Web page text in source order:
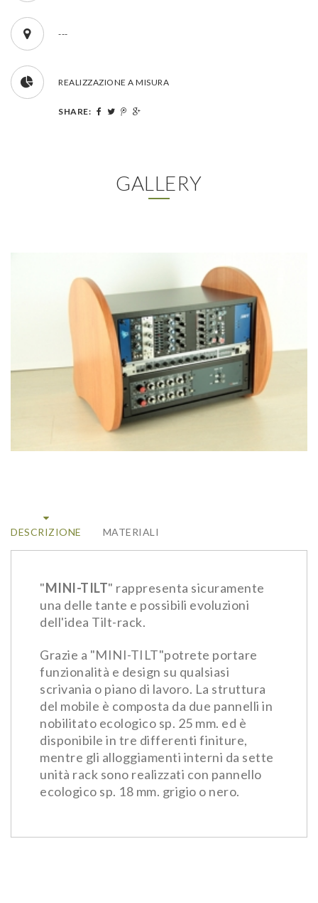
---
REALIZZAZIONE A MISURA
SHARE:
GALLERY
DESCRIZIONE MATERIALI
"MINI-TILT" rappresenta sicuramente
una delle tante e possibili evoluzioni
dell'idea Tilt-rack.
Grazie a "MINI-TILT"potrete portare
funzionalità e design su qualsiasi
scrivania o piano di lavoro. La struttura
del mobile è composta da due pannelli in
nobilitato ecologico sp. 25 mm. ed è
disponibile in tre differenti finiture,
mentre gli alloggiamenti interni da sette
unità rack sono realizzati con pannello
ecologico sp. 18 mm. grigio o nero.